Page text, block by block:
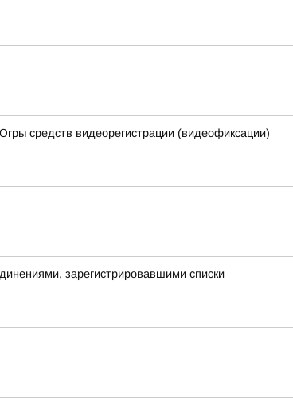
средств видеорегистрации (видеофиксации)
зарегистрировавшими списки